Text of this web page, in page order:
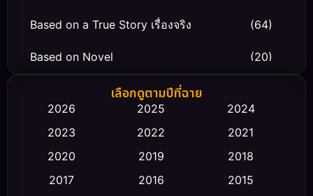
Based on a True Story เรื่องจริง (64)
Based on Novel (20)
Biography ชีวิตจริง
Classic หนังคลาสสิก (23)
Comedy ตลก (475)
เลือกดูตามปีที่ฉาย
2026 2025
2024
2023
2022
2021
2020
2019
2018
2017
2016
2015